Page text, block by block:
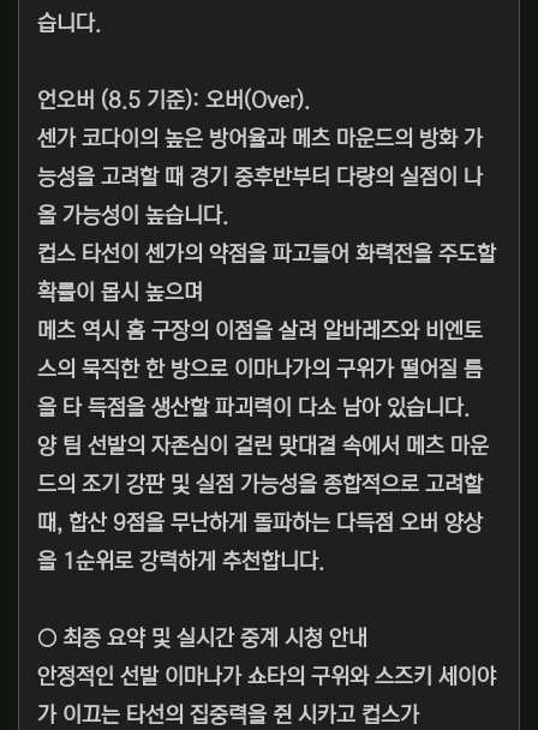
습니다.
언오버 (8.5 기준): 오버(Over).
센가 코다이의 높은 방어율과 메츠 마운드의 방화 가
능성을 고려할 때 경기 중후반부터 다량의 실점이 나
올 가능성이 높습니다.
컵스 타선이 센가의 약점을 파고들어 화력전을 주도할
확률이 몹시 높으며
메츠 역시 홈 구장의 이점을 살려 알바레즈와 비엔토
스의 묵직한 한 방으로 이마나가의 구위가 떨어질 틈
을 타 득점을 생산할 파괴력이 다소 남아 있습니다.
양 팀 선발의 자존심이 걸린 맞대결 속에서 메츠 마운
드의 조기 강판 및 실점 가능성을 종합적으로 고려할
때, 합산 9점을 무난하게 돌파하는 다득점 오버 양상
을 1순위로 강력하게 추천합니다.
○ 최종 요약 및 실시간 중계 시청 안내
안정적인 선발 이마나가 쇼타의 구위와 스즈키 세이야
가 이끄는 타선의 집중력을 쥔 시카고 컵스가